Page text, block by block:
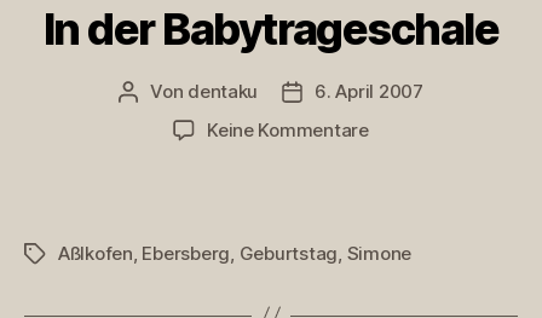
In der Babytrageschale
Beitragsautor
Von dentaku Veröffentlichungsdatum
6. April 2007
Keine Kommentarezu
Schlagwörter
Aßlkofen Ebersberg Geburtstag Simone